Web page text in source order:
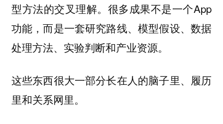
型方法的交叉理解。很多成果不是一个App
功能，而是一套研究路线、模型假设、数据
处理方法、实验判断和产业资源。
这些东西很大一部分长在人的脑子里、履历
里和关系网里。